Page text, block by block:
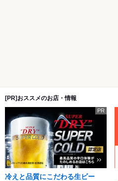
[PR]おススメのお店・情報
PR
冷えと品質にこだわる生ビー